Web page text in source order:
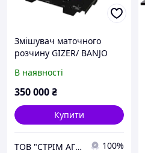
Змішувач маточного
розчину GIZER/ BANJO
В наявності
350 000₴
Купити
ТОВ "СТРІМ АГРО" 100%